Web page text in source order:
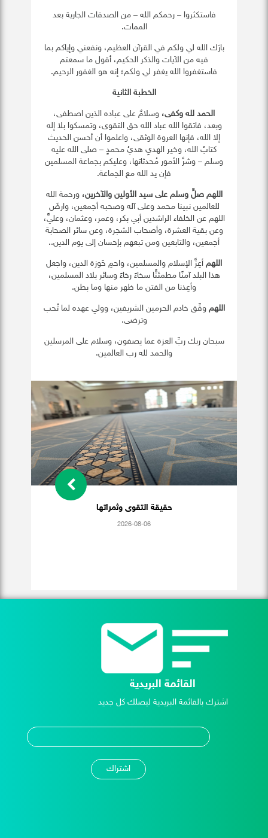
فاستكثروا – رحمكم الله – من الصدقات الجارية بعد
الممات.
بارَك الله لي ولكم في القرآن العظيم، ونفعني وإياكم بما
فيه من الآيات والذكر الحكيم، أقول ما سمعتم
فاستغفروا الله يغفر لي ولكم؛ إنه هو الغفور الرحيم.
الخطبة الثانية
الحمد لله وكفى، وسلامٌ على عباده الذين اصطفى،
وبعد، فاتقوا الله عباد الله حق التقوى، وتمسكوا بلا إله
إلا الله، فإنها العروة الوثقى، واعلموا أن أحسن الحديث
كتابُ الله، وخير الهديِ هديُ محمدٍ – صلى الله عليه
وسلم – وشرَّ الأمور مُحدثاتها، وعليكم بجماعة المسلمين
فإن يد الله مع الجماعة.
اللهم صلِّ وسلم على سيد الأولين والآخرين، ورحمة الله
للعالمين نبينا محمد وعلى آله وصحبه أجمعين، وارضَ
اللهم عن الخلفاء الراشدين أبي بكر، وعمر، وعثمان، وعليٍّ،
وعن بقية العشرة، وأصحاب الشجرة، وعن سائر الصحابة
أجمعين، والتابعين ومن تبعهم بإحسان إلى يوم الدين..
اللهم أعِزَّ الإسلام والمسلمين، واحمِ حَوزة الدين، واجعل
هذا البلد آمنًا مطمئنًّا سخاءً رخاءً وسائر بلاد المسلمين،
وأعِذنا من الفتن ما ظهر منها وما بطن.
اللهموفِّق خادم الحرمين الشريفين، وولي عهده لما تُحب
وترضى.
سبحان ربك ربِّ العزة عما يصفون، وسلام على المرسلين
والحمد لله رب العالمين.
حقيقة التقوى وثمراتها
2026-08-06
القائمة البريدية
اشترك بالقائمة البريدية ليصلك كل جديد